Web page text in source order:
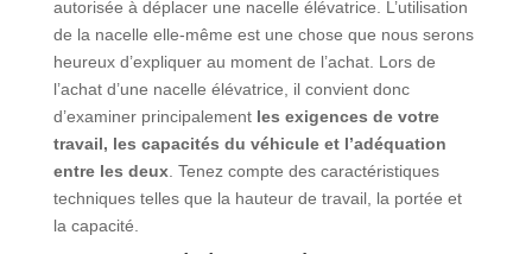
autorisée à déplacer une nacelle élévatrice. L’utilisation
de la nacelle elle-même est une chose que nous serons
heureux d’expliquer au moment de l’achat. Lors de
l’achat d’une nacelle élévatrice, il convient donc
d’examiner principalement les exigences de votre
travail, les capacités du véhicule et l’adéquation
entre les deux. Tenez compte des caractéristiques
techniques telles que la hauteur de travail, la portée et
la capacité.